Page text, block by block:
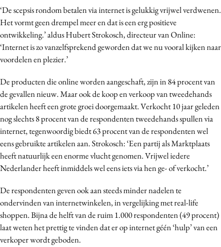
Interne communicatie
Martech
Media
Merkstrategie
PR
Programmatic
Purpose Marketing
Reputatie & crisis
‘De scepsis rondom betalen via internet is gelukkig vrijwel verdwenen.
Het vormt geen drempel meer en dat is een erg positieve
ontwikkeling.’ aldus Hubert Strokosch, directeur van Online:
‘Internet is zo vanzelfsprekend geworden dat we nu vooral kijken naar
voordelen en plezier.’
De producten die online worden aangeschaft, zijn in 84 procent van
de gevallen nieuw. Maar ook de koop en verkoop van tweedehands
artikelen heeft een grote groei doorgemaakt. Verkocht 10 jaar geleden
nog slechts 8 procent van de respondenten tweedehands spullen via
internet, tegenwoordig biedt 63 procent van de respondenten wel
eens gebruikte artikelen aan. Strokosch: ‘Een partij als Marktplaats
heeft natuurlijk een enorme vlucht genomen. Vrijwel iedere
Nederlander heeft inmiddels wel eens iets via hen ge- of verkocht.’
De respondenten geven ook aan steeds minder nadelen te
ondervinden van internetwinkelen, in vergelijking met real-life
shoppen. Bijna de helft van de ruim 1.000 respondenten (49 procent)
laat weten het prettig te vinden dat er op internet géén ‘hulp’ van een
verkoper wordt geboden.